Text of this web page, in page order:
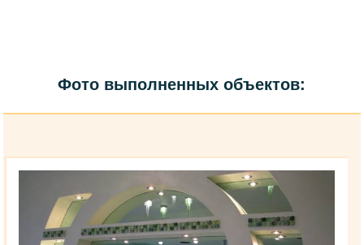
Фото выполненных объектов: